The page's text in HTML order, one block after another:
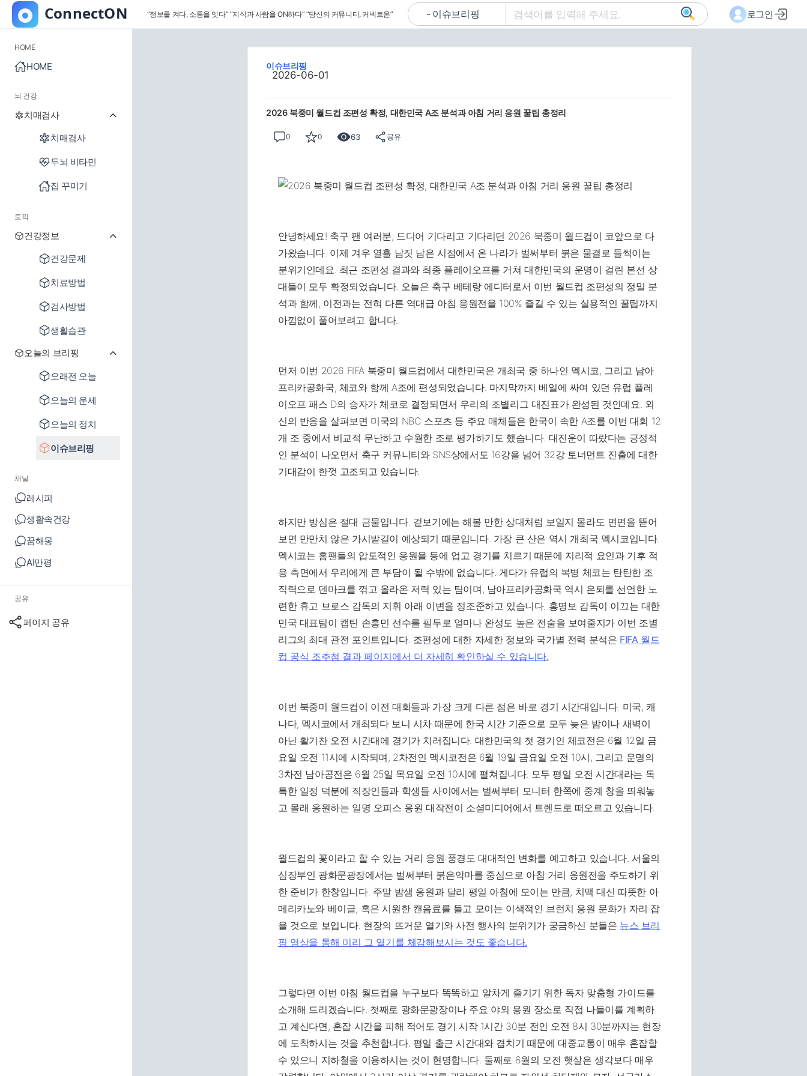
“정보를 켜다, 소통을 잇다” “지식과 사람을 ON하다” “당신의 커뮤니티, 커넥트온” 로그인
HOME
HOME
뇌 건강
치매검사
치매검사
두뇌 비타민
집 꾸미기
토픽
건강정보
건강문제
치료방법
검사방법
생활습관
오늘의 브리핑
오래전 오늘
오늘의 운세
오늘의 정치
이슈브리핑
채널
레시피
생활속건강
꿈해몽
AI만평
공유
페이지 공유
이슈브리핑
2026-06-01
2026 북중미 월드컵 조편성 확정, 대한민국 A조 분석과 아침 거리 응원 꿀팁 총정리
0 0 63 공유
안녕하세요! 축구 팬 여러분, 드디어 기다리고 기다리던 2026 북중미 월드컵이 코앞으로 다
가왔습니다. 이제 겨우 열흘 남짓 남은 시점에서 온 나라가 벌써부터 붉은 물결로 들썩이는
분위기인데요. 최근 조편성 결과와 최종 플레이오프를 거쳐 대한민국의 운명이 걸린 본선 상
대들이 모두 확정되었습니다. 오늘은 축구 베테랑 에디터로서 이번 월드컵 조편성의 정밀 분
석과 함께, 이전과는 전혀 다른 역대급 아침 응원전을 100% 즐길 수 있는 실용적인 꿀팁까지
아낌없이 풀어보려고 합니다.
먼저 이번 2026 FIFA 북중미 월드컵에서 대한민국은 개최국 중 하나인 멕시코, 그리고 남아
프리카공화국, 체코와 함께 A조에 편성되었습니다. 마지막까지 베일에 싸여 있던 유럽 플레
이오프 패스 D의 승자가 체코로 결정되면서 우리의 조별리그 대진표가 완성된 것인데요. 외
신의 반응을 살펴보면 미국의 NBC 스포츠 등 주요 매체들은 한국이 속한 A조를 이번 대회 12
개 조 중에서 비교적 무난하고 수월한 조로 평가하기도 했습니다. 대진운이 따랐다는 긍정적
인 분석이 나오면서 축구 커뮤니티와 SNS상에서도 16강을 넘어 32강 토너먼트 진출에 대한
기대감이 한껏 고조되고 있습니다.
하지만 방심은 절대 금물입니다. 겉보기에는 해볼 만한 상대처럼 보일지 몰라도 면면을 뜯어
보면 만만치 않은 가시밭길이 예상되기 때문입니다. 가장 큰 산은 역시 개최국 멕시코입니다.
멕시코는 홈팬들의 압도적인 응원을 등에 업고 경기를 치르기 때문에 지리적 요인과 기후 적
응 측면에서 우리에게 큰 부담이 될 수밖에 없습니다. 게다가 유럽의 복병 체코는 탄탄한 조
직력으로 덴마크를 꺾고 올라온 저력 있는 팀이며, 남아프리카공화국 역시 은퇴를 선언한 노
련한 휴고 브로스 감독의 지휘 아래 이변을 정조준하고 있습니다. 홍명보 감독이 이끄는 대한
민국 대표팀이 캡틴 손흥민 선수를 필두로 얼마나 완성도 높은 전술을 보여줄지가 이번 조별
리그의 최대 관전 포인트입니다. 조편성에 대한 자세한 정보와 국가별 전력 분석은 FIFA 월드
컵 공식 조추첨 결과 페이지에서 더 자세히 확인하실 수 있습니다.
이번 북중미 월드컵이 이전 대회들과 가장 크게 다른 점은 바로 경기 시간대입니다. 미국, 캐
나다, 멕시코에서 개최되다 보니 시차 때문에 한국 시간 기준으로 모두 늦은 밤이나 새벽이
아닌 활기찬 오전 시간대에 경기가 치러집니다. 대한민국의 첫 경기인 체코전은 6월 12일 금
요일 오전 11시에 시작되며, 2차전인 멕시코전은 6월 19일 금요일 오전 10시, 그리고 운명의
3차전 남아공전은 6월 25일 목요일 오전 10시에 펼쳐집니다. 모두 평일 오전 시간대라는 독
특한 일정 덕분에 직장인들과 학생들 사이에서는 벌써부터 모니터 한쪽에 중계 창을 띄워놓
고 몰래 응원하는 일명 오피스 응원 대작전이 소셜미디어에서 트렌드로 떠오르고 있습니다.
월드컵의 꽃이라고 할 수 있는 거리 응원 풍경도 대대적인 변화를 예고하고 있습니다. 서울의
심장부인 광화문광장에서는 벌써부터 붉은악마를 중심으로 아침 거리 응원전을 주도하기 위
한 준비가 한창입니다. 주말 밤샘 응원과 달리 평일 아침에 모이는 만큼, 치맥 대신 따뜻한 아
메리카노와 베이글, 혹은 시원한 캔음료를 들고 모이는 이색적인 브런치 응원 문화가 자리 잡
을 것으로 보입니다. 현장의 뜨거운 열기와 사전 행사의 분위기가 궁금하신 분들은 뉴스 브리
핑 영상을 통해 미리 그 열기를 체감해보시는 것도 좋습니다.
그렇다면 이번 아침 월드컵을 누구보다 똑똑하고 알차게 즐기기 위한 독자 맞춤형 가이드를
소개해 드리겠습니다. 첫째로 광화문광장이나 주요 야외 응원 장소로 직접 나들이를 계획하
고 계신다면, 혼잡 시간을 피해 적어도 경기 시작 1시간 30분 전인 오전 8시 30분까지는 현장
에 도착하시는 것을 추천합니다. 평일 출근 시간대와 겹치기 때문에 대중교통이 매우 혼잡할
수 있으니 지하철을 이용하시는 것이 현명합니다. 둘째로 6월의 오전 햇살은 생각보다 매우